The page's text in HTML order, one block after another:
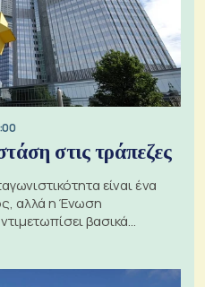
στις τράπεζες
είναι ένα
αλλά η Ένωση
βασικά